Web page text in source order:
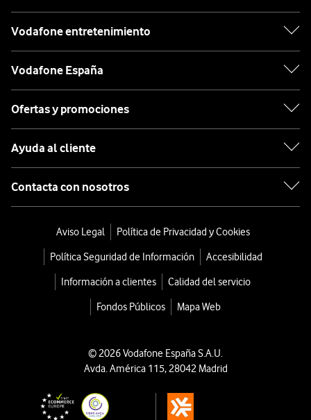
Vodafone entretenimiento
Vodafone España
Ofertas y promociones
Ayuda al cliente
Contacta con nosotros
Aviso Legal
Política de Privacidad y Cookies
Política Seguridad de Información
Accesibilidad
Información a clientes
Calidad del servicio
Fondos Públicos
Mapa Web
© 2026 Vodafone España S.A.U.
Avda. América 115, 28042 Madrid